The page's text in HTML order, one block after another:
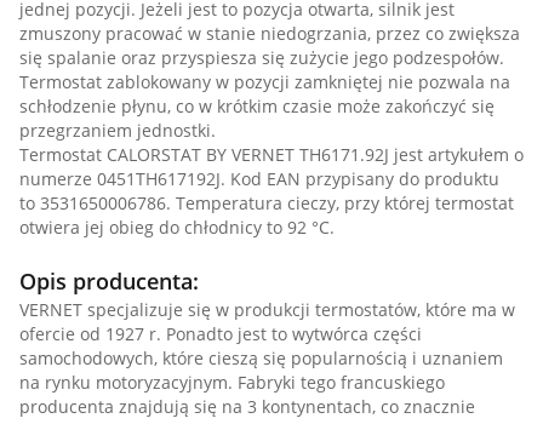
jednej pozycji. Jeżeli jest to pozycja otwarta, silnik jest
zmuszony pracować w stanie niedogrzania, przez co zwiększa
się spalanie oraz przyspiesza się zużycie jego podzespołów.
Termostat zablokowany w pozycji zamkniętej nie pozwala na
schłodzenie płynu, co w krótkim czasie może zakończyć się
przegrzaniem jednostki.
Termostat CALORSTAT BY VERNET TH6171.92J jest artykułem o
numerze 0451TH617192J. Kod EAN przypisany do produktu
to 3531650006786. Temperatura cieczy, przy której termostat
otwiera jej obieg do chłodnicy to 92 °C.
Opis producenta:
VERNET specjalizuje się w produkcji termostatów, które ma w
ofercie od 1927 r. Ponadto jest to wytwórca części
samochodowych, które cieszą się popularnością i uznaniem
na rynku motoryzacyjnym. Fabryki tego francuskiego
producenta znajdują się na 3 kontynentach, co znacznie